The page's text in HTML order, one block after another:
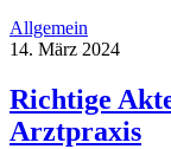
Allgemein
14. März 2024
Richtige
Arztpraxis